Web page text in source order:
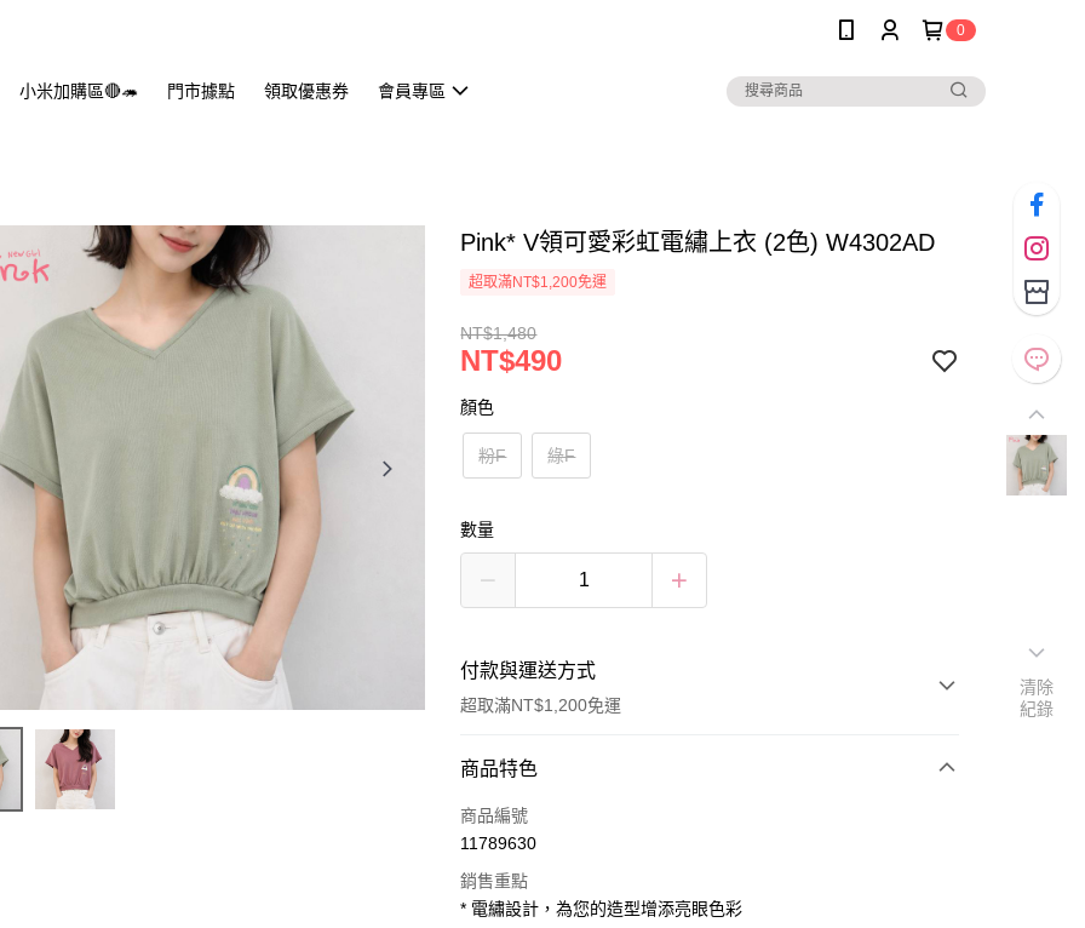
0
小米加購區🔴🦔 門市據點 領取優惠券 會員專區
Pink* V領可愛彩虹電繡上衣 (2色) W4302AD
超取滿NT$1,200免運
NT$1,480
NT$490
顏色
粉F 綠F
數量
付款與運送方式
超取滿NT$1,200免運
付款方式
信用卡一次付款
LINE Pay
商品特色
商品編號
11789630
銷售重點
* 電繡設計，為您的造型增添亮眼色彩
清除
紀錄